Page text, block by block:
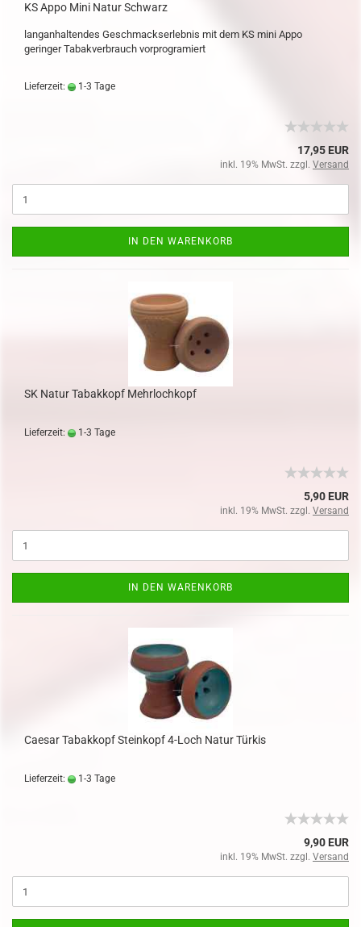
KS Appo Mini Natur Schwarz
langanhaltendes Geschmackserlebnis mit dem KS mini Appo
geringer Tabakverbrauch vorprogramiert
Lieferzeit: 1-3 Tage
17,95 EUR
inkl. 19% MwSt. zzgl. Versand
IN DEN WARENKORB
SK Natur Tabakkopf Mehrlochkopf
Lieferzeit: 1-3 Tage
5,90 EUR
inkl. 19% MwSt. zzgl. Versand
IN DEN WARENKORB
Caesar Tabakkopf Steinkopf 4-Loch Natur Türkis
Lieferzeit: 1-3 Tage
9,90 EUR
inkl. 19% MwSt. zzgl. Versand